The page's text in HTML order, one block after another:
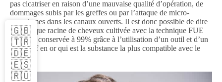
pas cicatriser en raison d’une mauvaise qualité d’opération, de
dommages subis par les greffes ou par l’attaque de micro-
organismes dans les canaux ouverts. Il est donc possible de dire
que chaque racine de cheveux cultivée avec la technique FUE
Gold est conservée à 99% grâce à l’utilisation d’un outil et d’un
dispositif en or qui est la substance la plus compatible avec le
corps.
🇬🇧
🇹🇷
🇩🇪
🇪🇸
🇷🇺